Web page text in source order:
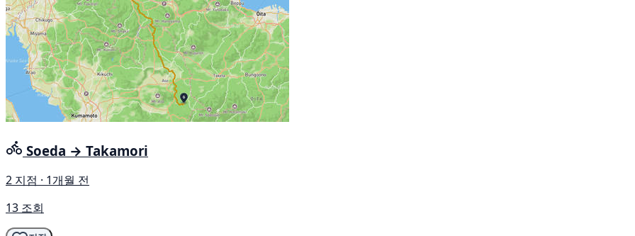
Soeda → Takamori
2 지점 · 1개월 전
13 조회